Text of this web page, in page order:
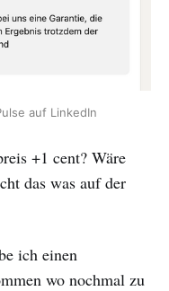
auf LinkedIn
+1 cent? Wäre
das was auf der
ich einen
wo nochmal zu